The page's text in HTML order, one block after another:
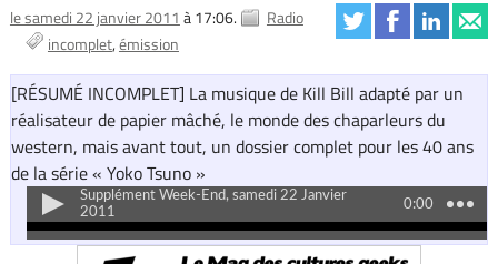
le samedi 22 janvier 2011 à 17:06.
Radio
incomplet émission
[RÉSUMÉ INCOMPLET] La musique de Kill Bill adapté par un
réalisateur de papier mâché, le monde des chaparleurs du
western, mais avant tout, un dossier complet pour les 40 ans
de la série « Yoko Tsuno »